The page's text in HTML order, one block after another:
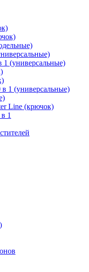
1 (универсальные)
1 (универсальные)
Line (крючок)
1